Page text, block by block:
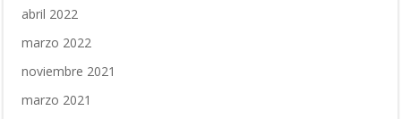
abril 2022
marzo 2022
noviembre 2021
marzo 2021